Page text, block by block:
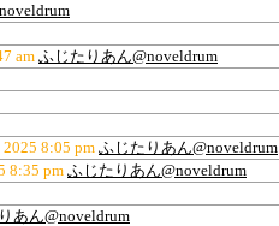
am ふじたりあん@noveldrum
2025 8:05 pmふじたりあん@noveldrum
8:35 pm ふじたりあん@noveldrum
あん@noveldrum